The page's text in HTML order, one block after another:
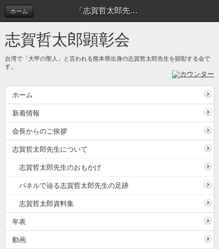
「志賀哲太郎先生顕彰のつどい」を開催しました。 | 新着情報
ホーム
志賀哲太郎顕彰会
台湾で「大甲の聖人」と言われる熊本県出身の志賀哲太郎先生を顕彰する会で
す。
ホーム
新着情報
会長からのご挨拶
志賀哲太郎先生について
志賀哲太郎先生のおもかげ
パネルで辿る志賀哲太郎先生の足跡
志賀哲太郎資料集
年表
動画